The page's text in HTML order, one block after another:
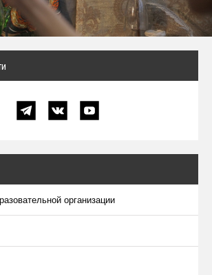
образования
организации